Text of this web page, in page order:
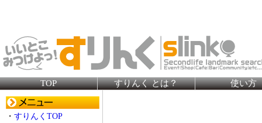
TOP すりんく とは？ 使い方
・ すりんくTOP